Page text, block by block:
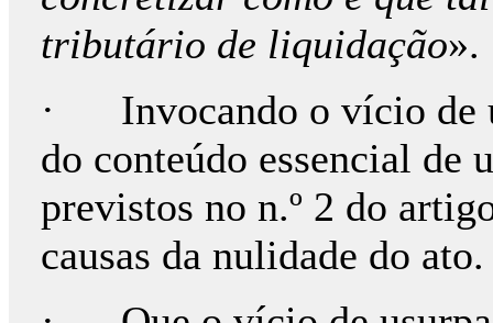
tributário de liquidação».
· Invocando o vício de
do conteúdo essencial de
previstos no n.º 2 do
causas da nulidade do ato.